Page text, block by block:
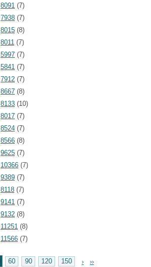
8091 (7)
7938 (7)
8015 (8)
8011 (7)
5997 (7)
5841 (7)
7912 (7)
8667 (8)
8133 (10)
8017 (7)
8524 (7)
8566 (8)
9625 (7)
10366 (7)
9389 (7)
8118 (7)
9141 (7)
9132 (8)
11251 (8)
11566 (7)
60 90 120 150 › ››